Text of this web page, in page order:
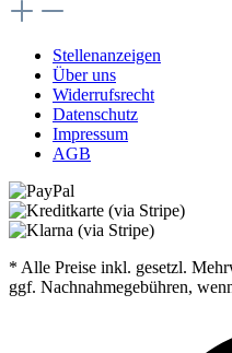
Stellenanzeigen
Über uns
Widerrufsrecht
Datenschutz
Impressum
AGB
* Alle Preise inkl. gesetzl.
ggf. Nachnahmegebühren,